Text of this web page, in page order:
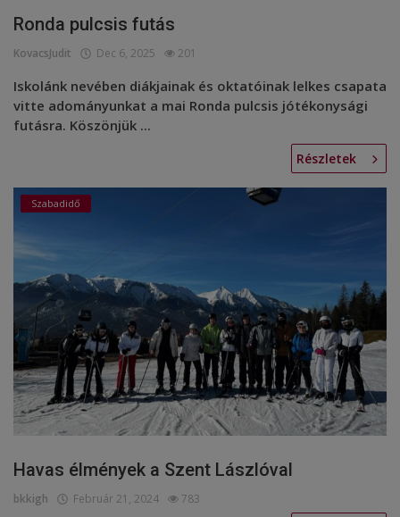
Ronda pulcsis futás
KovacsJudit Dec 6, 2025 201
Iskolánk nevében diákjainak és oktatóinak lelkes csapata
vitte adományunkat a mai Ronda pulcsis jótékonysági
futásra. Köszönjük ...
Részletek
Szabadidő
Havas élmények a Szent Lászlóval
bkkigh Február 21, 2024 783